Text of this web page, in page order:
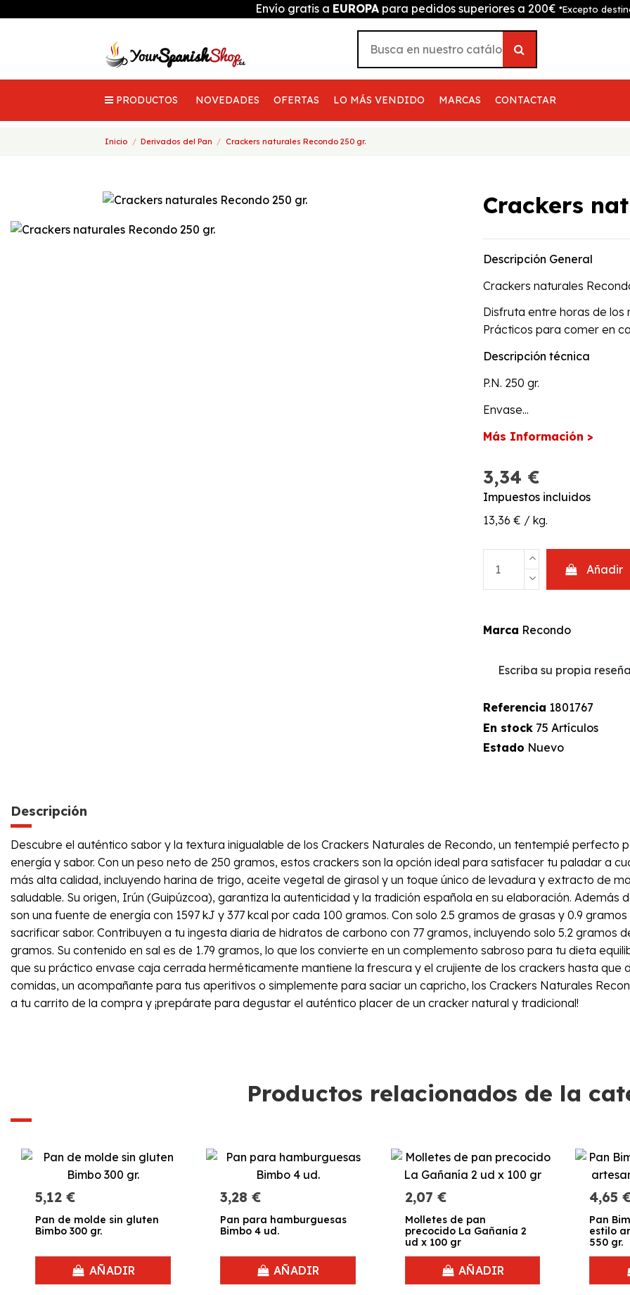
Envío gratis a EUROPA para pedidos superiores a 200€ *Excepto
PRODUCTOS NOVEDADES OFERTAS LO MÁS VENDIDO MARCAS CONTACTAR
Inicio Derivados del Pan Crackers naturales Recondo 250 gr.
Crackers
Descripción General
Crackers naturales
Disfruta entre horas de los
Prácticos para comer en
Descripción técnica
P.N. 250 gr.
Envase...
Más Información >
3,34 €
Impuestos incluidos
13,36 € / kg.
Añadir
Marca Recondo
Escriba su propia reseña
Referencia 1801767
En stock 75 Artículos
Estado Nuevo
Descripción
Descubre el auténtico sabor y la textura inigualable de los Crackers Naturales de Recondo, un tentempié perfecto
energía y sabor. Con un peso neto de 250 gramos, estos crackers son la opción ideal para satisfacer tu paladar a
más alta calidad, incluyendo harina de trigo, aceite vegetal de girasol y un toque único de levadura y extracto de
saludable. Su origen, Irún (Guipúzcoa), garantiza la autenticidad y la tradición española en su elaboración. Además
son una fuente de energía con 1597 kJ y 377 kcal por cada 100 gramos. Con solo 2.5 gramos de grasas y 0.9
sacrificar sabor. Contribuyen a tu ingesta diaria de hidratos de carbono con 77 gramos, incluyendo solo 5.2 gramos
gramos. Su contenido en sal es de 1.79 gramos, lo que los convierte en un complemento sabroso para tu dieta
que su práctico envase caja cerrada herméticamente mantiene la frescura y el crujiente de los crackers hasta que
comidas, un acompañante para tus aperitivos o simplemente para saciar un capricho, los Crackers Naturales
a tu carrito de la compra y ¡prepárate para degustar el auténtico placer de un cracker natural y tradicional!
Productos relacionados de la
5,12 €
Pan de molde sin gluten
Bimbo 300 gr.
AÑADIR
3,28 €
Pan para hamburguesas
Bimbo 4 ud.
AÑADIR
2,07 €
Molletes de pan
precocido La Gañanía 2
ud x 100 gr
AÑADIR
4,65
Pan
estilo
550 gr.